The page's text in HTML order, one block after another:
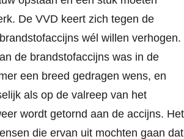
De VVD keert zich tegen de
wél willen verhogen.
de brandstofaccijns was in de
een breed gedragen wens, en
als op de valreep van het
wordt getornd aan de accijns. Het
die ervan uit mochten gaan dat